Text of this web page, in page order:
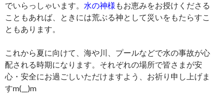
でいらっしゃいます。 水の神様 もお恵みをお授けくださる
こともあれば、ときには荒ぶる神として災いをもたらすこ
ともあります。
これから夏に向けて、海や川、プールなどで水の事故が心
配される時期になります。それぞれの場所で皆さまが安
心・安全にお過ごしいただけますよう、お祈り申し上げま
すm(__)m